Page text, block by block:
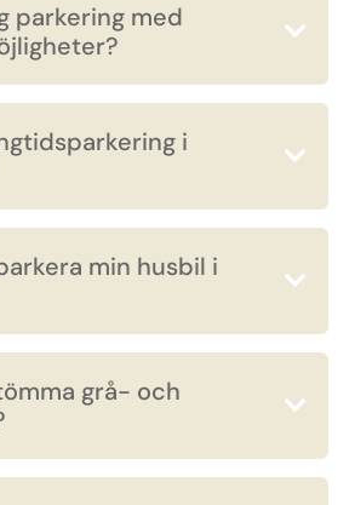
parkering med
i
min husbil i
grå- och